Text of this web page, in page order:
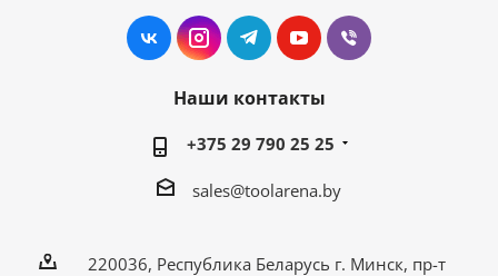
Наши контакты
+375 29 790 25 25
sales@toolarena.by
220036, Республика Беларусь г. Минск, пр-т